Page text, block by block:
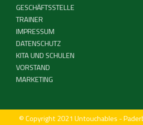
GESCHÄFTSSTELLE
TRAINER
IMPRESSUM
DATENSCHUTZ
KITA UND SCHULEN
VORSTAND
MARKETING
© Copyright 2021 Untouchables -